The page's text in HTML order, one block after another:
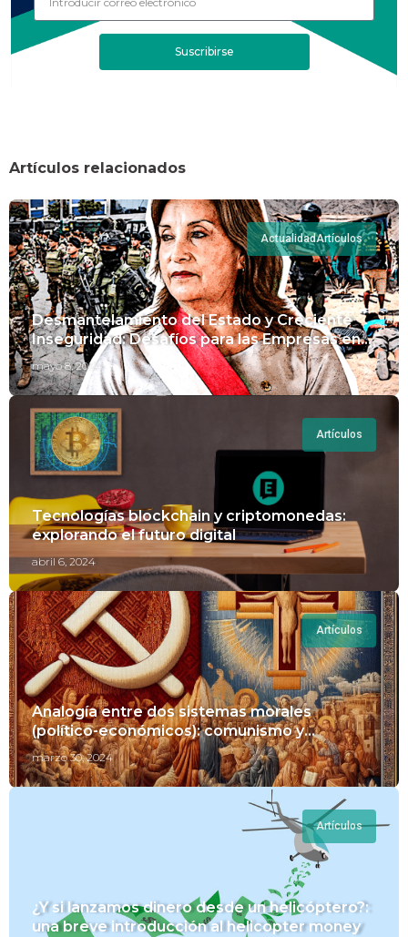
Suscribirse
Artículos relacionados
ActualidadArtículos
Desmantelamiento del Estado y Creciente
Inseguridad: Desafíos para las Empresas en
Perú.
mayo 8, 2024
Artículos
Tecnologías blockchain y criptomonedas:
explorando el futuro digital
abril 6, 2024
Artículos
Analogía entre dos sistemas morales
(político-económicos): comunismo y
cristianismo
marzo 30, 2024
Artículos
¿Y si lanzamos dinero desde un helicóptero?:
una breve introducción al helicopter money